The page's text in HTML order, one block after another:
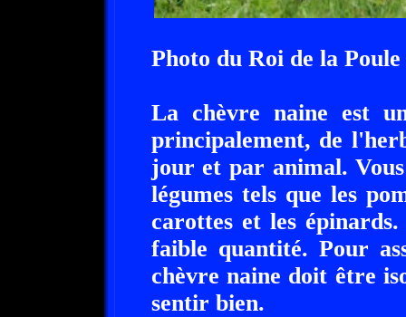
Photo du Roi de la Poule
La chèvre naine est
principalement, de
jour et par animal.
légumes tels que les
carottes et les
faible quantité. Pour
chèvre naine doit être
sentir bien.